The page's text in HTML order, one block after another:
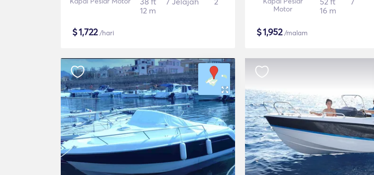
12 m
$1,722/hari
Motor
16 m
$1,952/malam